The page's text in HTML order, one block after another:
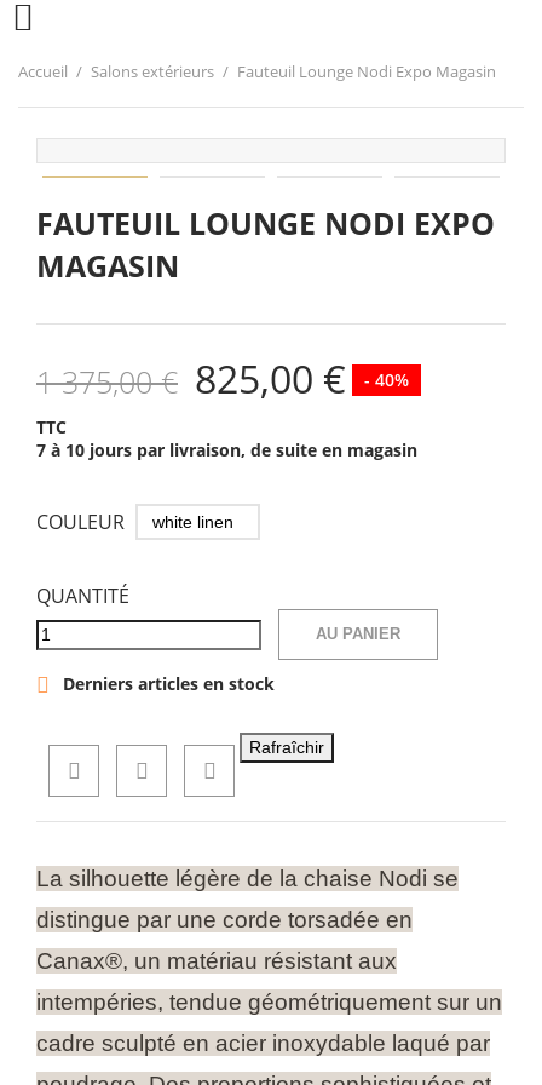

Accueil Salons extérieurs Fauteuil Lounge Nodi Expo Magasin
FAUTEUIL LOUNGE NODI EXPO
MAGASIN
1 375,00 € 825,00 € - 40%
TTC
7 à 10 jours par livraison, de suite en magasin
COULEUR
QUANTITÉ
AU PANIER
 Derniers articles en stock
La silhouette légère de la chaise Nodi se
distingue par une corde torsadée en
Canax®, un matériau résistant aux
intempéries, tendue géométriquement sur un
cadre sculpté en acier inoxydable laqué par